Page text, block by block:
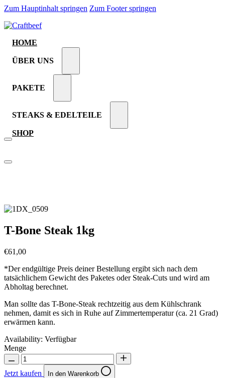
Zum Hauptinhalt springen Zum Footer springen
HOME
ÜBER UNS
PAKETE
STEAKS & EDELTEILE
SHOP
T-Bone Steak 1kg
€61,00
*Der endgültige Preis deiner Bestellung ergibt sich nach dem
tatsächlichem Gewicht des Paketes oder Steak-Cuts und wird am
Abholtag berechnet.
Man sollte das T-Bone-Steak rechtzeitig aus dem Kühlschrank
nehmen, damit es sich in Ruhe auf Zimmertemperatur (ca. 21 Grad)
erwärmen kann.
Availability: Verfügbar
Menge
Jetzt kaufen In den Warenkorb